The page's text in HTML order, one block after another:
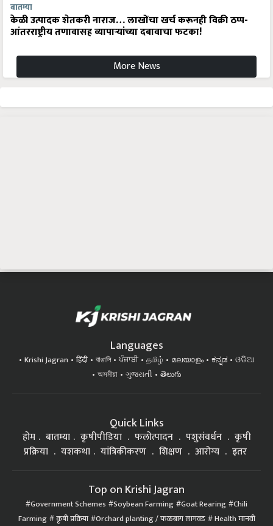
बातम्या
केळी उत्पादक शेतकरी नाराज… लाखोंचा खर्च करूनही विक्री ठप्प-
आंतरराष्ट्रीय तणावासह व्यापाऱ्यांच्या दबावाचा फटका!
More News
Languages
Krishi Jagran हिंदी বাঙালি ਪੰਜਾਬੀ தமிழ் മലയാളം ಕನ್ನಡ
ଓଡିଆ
অসমীয়া
ગુજરાતી తెలుగు
Quick Links
होम बातम्या कृषीपीडिया फलोत्पादन पशुसंवर्धन
कृषी
प्रक्रिया
यशकथा यांत्रिकीकरण शिक्षण आरोग्य इतर
Top on Krishi Jagran
Government Schemes Soybean Farming Goat Rearing Chili
Farming कृषी प्रक्रिया Orchard planting / फळबाग लागवड Health मानवी